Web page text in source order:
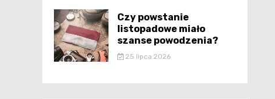
Czy powstanie
listopadowe miało
szanse powodzenia?
25 lipca 2026